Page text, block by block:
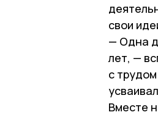
свои
— Одна
лет, —
с
Вместе